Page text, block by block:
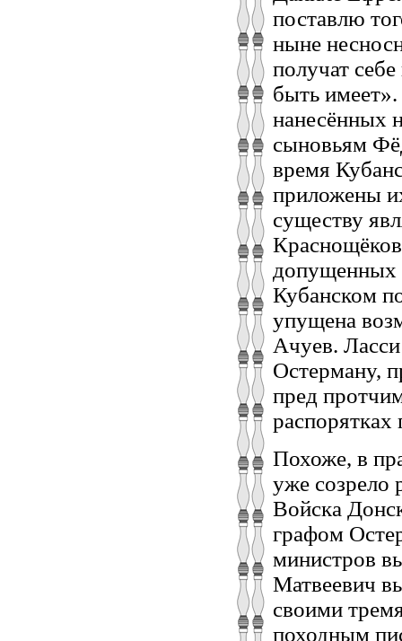
поставлю
ныне
получат
быть
нанесённых
сыновьям
время
приложены
существу
допущенных
Кубанском
упущена
Ачуев.
Остерману,
пред
Похоже, в
уже созрело
Войска
графом
министров
Матвеевич
своими
походным